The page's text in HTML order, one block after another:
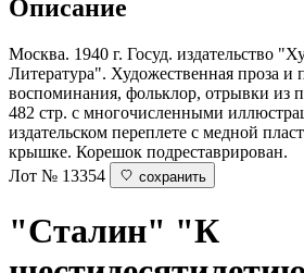
Описание
Москва. 1940 г. Госуд. издательство
Литература". Художественная проза и
воспоминания, фольклор, отрывки из
482 стр. с многочисленными
издательском переплете с медной
крышке. Корешок подреставрирован.
Лот № 13354
сохранить
"Сталин" "К